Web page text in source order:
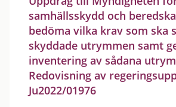
samhällsskydd och
bedöma vilka krav som ska
skyddade utrymmen samt
inventering av sådana
Redovisning av
Ju2022/01976